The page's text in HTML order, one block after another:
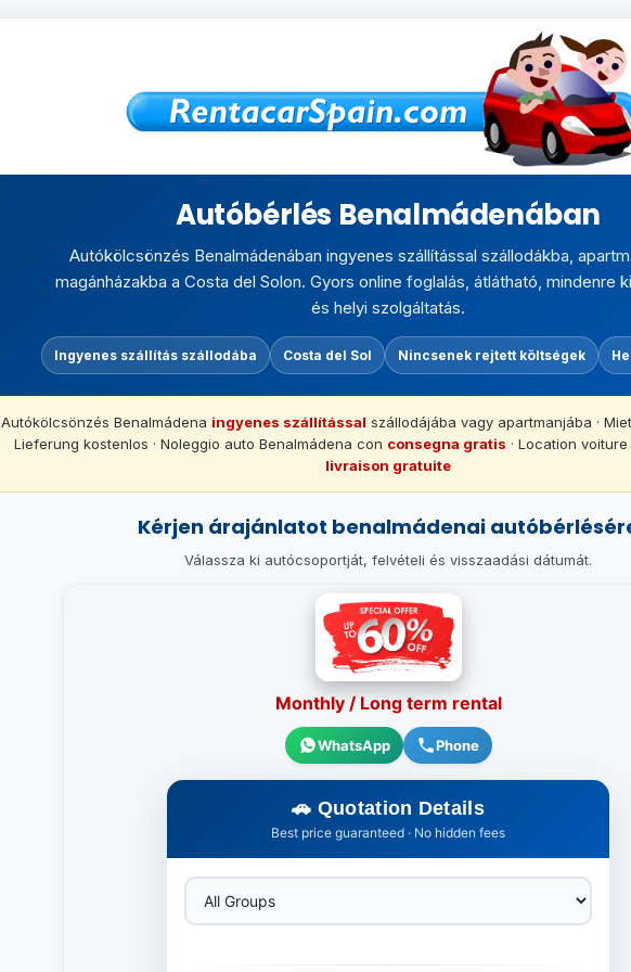
Autóbérlés Benalmádenában
Autókölcsönzés Benalmádenában ingyenes szállítással szállodákba,
magánházakba a Costa del Solon. Gyors online foglalás, átlátható, mindenre
és helyi szolgáltatás.
Ingyenes szállítás szállodába Costa del Sol Nincsenek rejtett költségek
Autókölcsönzés Benalmádena ingyenes szállítással szállodájába vagy apartmanjába ·
Lieferung kostenlos · Noleggio auto Benalmádena con consegna gratis · Location
livraison gratuite
Kérjen árajánlatot benalmádenai
Válassza ki autócsoportját, felvételi és visszaadási dátumát.